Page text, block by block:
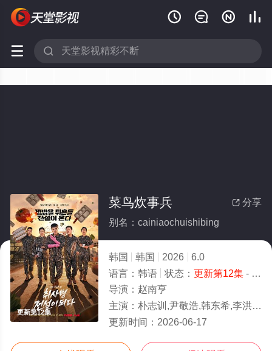
   
 
更新第12集
 分享
菜鸟炊事兵
别名：cainiaochuishibing
韩国 韩国 2026
6.0
语言： 韩语 状态： 更新第12集- 免费在线观看
导演： 赵南亨
主演： 朴志训,尹敬浩,韩东希,李洪耐,郑雄仁,李相二
更新时间： 2026-06-17